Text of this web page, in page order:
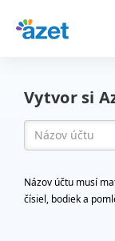
Vytvor si
Názov účtu musí
čísiel, bodiek a